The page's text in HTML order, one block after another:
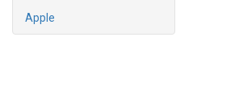
Apple